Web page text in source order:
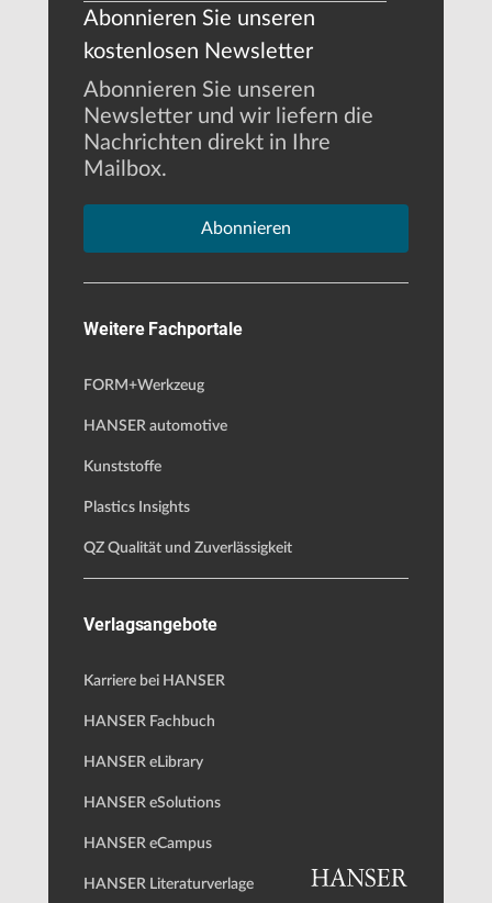
Abonnieren Sie unseren
kostenlosen Newsletter
Abonnieren Sie unseren
Newsletter und wir liefern die
Nachrichten direkt in Ihre
Mailbox.
Abonnieren
Weitere Fachportale
FORM+Werkzeug
HANSER automotive
Kunststoffe
Plastics Insights
QZ Qualität und Zuverlässigkeit
Verlagsangebote
Karriere bei HANSER
HANSER Fachbuch
HANSER eLibrary
HANSER eSolutions
HANSER eCampus
HANSER Literaturverlage